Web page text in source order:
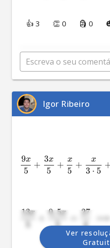
👍 3 👏 0 🗿 0
Igor Ribeiro
5
9x
+
5
3x
+
5
x
+
3 ⋅ 5
x
13x
5
0,5x
4
27
Ver